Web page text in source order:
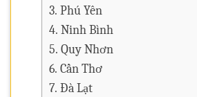
Phú Yên
Ninh Bình
Quy Nhơn
Cần Thơ
Đà Lạt